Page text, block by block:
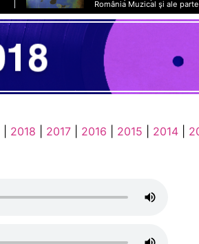
România Muzical şi ale
2018 2017 2016 2015 2014